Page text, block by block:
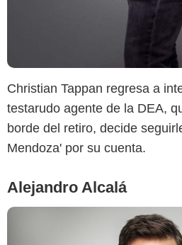
Christian Tappan regresa a
testarudo agente de la DEA,
borde del retiro, decide
Mendoza' por su cuenta.
Alejandro Alcalá